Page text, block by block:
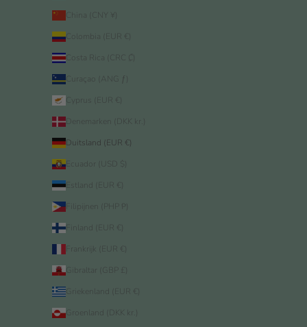
China (CNY ¥)
Colombia (EUR €)
Costa Rica (CRC ₡)
Curaçao (ANG ƒ)
Cyprus (EUR €)
Denemarken (DKK kr.)
Duitsland (EUR €)
Ecuador (USD $)
Estland (EUR €)
Filipijnen (PHP ₱)
Finland (EUR €)
Frankrijk (EUR €)
Gibraltar (GBP £)
Griekenland (EUR €)
Groenland (DKK kr.)